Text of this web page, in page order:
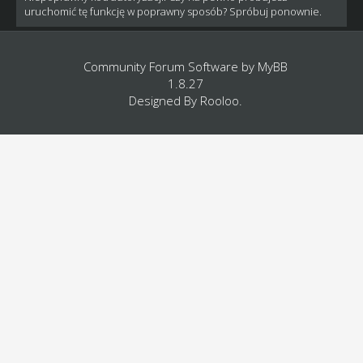
uruchomić tę funkcję w poprawny sposób? Spróbuj ponownie.
Community Forum Software by MyBB
1.8.27
Designed By Rooloo.